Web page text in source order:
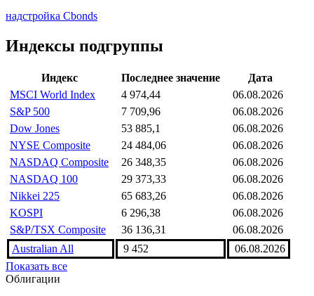
надстройка Cbonds
Индексы подгруппы
Индекс Последнее значение
Дата
MSCI World Index
4 974,44
06.08.2026
S&P 500
7 709,96
06.08.2026
Dow Jones
53 885,1
06.08.2026
NYSE Composite
24 484,06
06.08.2026
NASDAQ Composite
26 348,35
06.08.2026
NASDAQ 100
29 373,33
06.08.2026
Nikkei 225
65 683,26
06.08.2026
KOSPI
6 296,38
06.08.2026
S&P/TSX Composite
36 136,31
06.08.2026
Australian All
9 452
06.08.2026
Показать все
Облигации